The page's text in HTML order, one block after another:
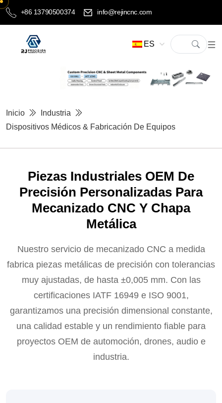
+86 13790500374 info@rejincnc.com
ES
Inicio
Industria
Dispositivos Médicos & Fabricación De Equipos
Piezas Industriales OEM De
Precisión Personalizadas Para
Mecanizado CNC Y Chapa
Metálica
Nuestro servicio de mecanizado CNC a medida
fabrica piezas metálicas de precisión con tolerancias
muy ajustadas, de hasta ±0,005 mm. Con las
certificaciones IATF 16949 e ISO 9001,
garantizamos una precisión dimensional constante,
una calidad estable y un rendimiento fiable para
proyectos OEM de automoción, drones, audio e
industria.